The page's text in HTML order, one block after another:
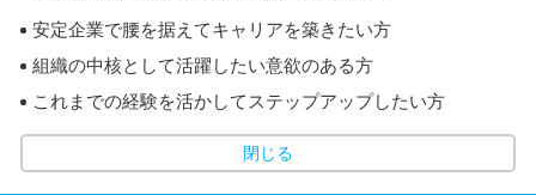
安定企業で腰を据えてキャリアを築きたい方
組織の中核として活躍したい意欲のある方
これまでの経験を活かしてステップアップしたい方
閉じる